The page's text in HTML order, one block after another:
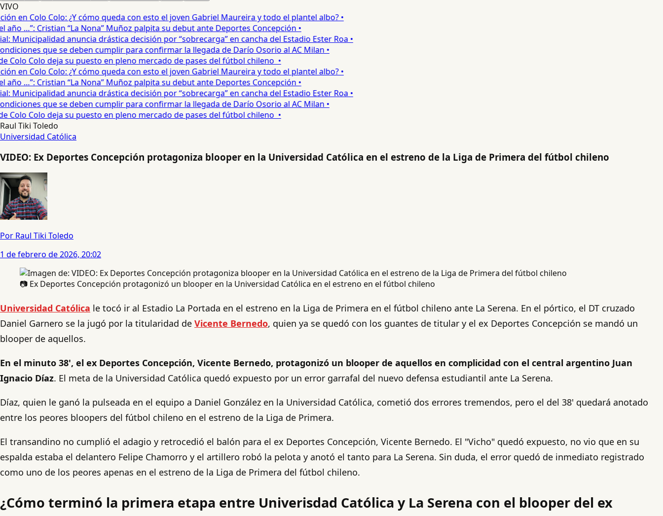
VIVO
en Colo Colo: ¿Y cómo queda con esto el joven Gabriel Maureira y todo el plantel albo? •
…”: Cristian “La Nona” Muñoz palpita su debut ante Deportes Concepción •
Municipalidad anuncia drástica decisión por “sobrecarga” en cancha del Estadio Ester Roa •
que se deben cumplir para confirmar la llegada de Darío Osorio al AC Milan •
Colo deja su puesto en pleno mercado de pases del fútbol chileno •
en Colo Colo: ¿Y cómo queda con esto el joven Gabriel Maureira y todo el plantel albo? •
…”: Cristian “La Nona” Muñoz palpita su debut ante Deportes Concepción •
Municipalidad anuncia drástica decisión por “sobrecarga” en cancha del Estadio Ester Roa •
que se deben cumplir para confirmar la llegada de Darío Osorio al AC Milan •
Colo deja su puesto en pleno mercado de pases del fútbol chileno •
Raul Tiki Toledo
Universidad Católica
VIDEO: Ex Deportes Concepción protagoniza blooper en la Universidad Católica en el estreno de la Liga de Primera del fútbol chileno
Por Raul Tiki Toledo
1 de febrero de 2026, 20:02
📷 Ex Deportes Concepción protagonizó un blooper en la Universidad Católica en el estreno en el fútbol chileno
Universidad Católica le tocó ir al Estadio La Portada en el estreno en la Liga de Primera en el fútbol chileno ante La Serena. En el pórtico, el DT cruzado
Daniel Garnero se la jugó por la titularidad de Vicente Bernedo, quien ya se quedó con los guantes de titular y el ex Deportes Concepción se mandó un
blooper de aquellos.
En el minuto 38', el ex Deportes Concepción, Vicente Bernedo, protagonizó un blooper de aquellos en complicidad con el central argentino Juan
Ignacio Díaz. El meta de la Universidad Católica quedó expuesto por un error garrafal del nuevo defensa estudiantil ante La Serena.
Díaz, quien le ganó la pulseada en el equipo a Daniel González en la Universidad Católica, cometió dos errores tremendos, pero el del 38' quedará anotado
entre los peores bloopers del fútbol chileno en el estreno de la Liga de Primera.
El transandino no cumplió el adagio y retrocedió el balón para el ex Deportes Concepción, Vicente Bernedo. El "Vicho" quedó expuesto, no vio que en su
espalda estaba el delantero Felipe Chamorro y el artillero robó la pelota y anotó el tanto para La Serena. Sin duda, el error quedó de inmediato registrado
como uno de los peores apenas en el estreno de la Liga de Primera del fútbol chileno.
¿Cómo terminó la primera etapa entre Univerisdad Católica y La Serena con el blooper del ex